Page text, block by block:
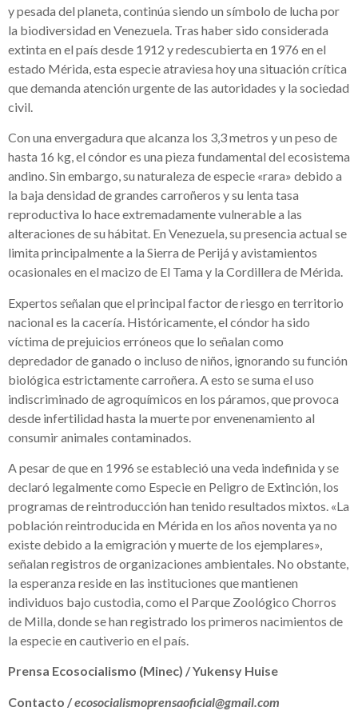
y pesada del planeta, continúa siendo un símbolo de lucha por
la biodiversidad en Venezuela. Tras haber sido considerada
extinta en el país desde 1912 y redescubierta en 1976 en el
estado Mérida, esta especie atraviesa hoy una situación crítica
que demanda atención urgente de las autoridades y la sociedad
civil.
Con una envergadura que alcanza los 3,3 metros y un peso de
hasta 16 kg, el cóndor es una pieza fundamental del ecosistema
andino. Sin embargo, su naturaleza de especie «rara» debido a
la baja densidad de grandes carroñeros y su lenta tasa
reproductiva lo hace extremadamente vulnerable a las
alteraciones de su hábitat. En Venezuela, su presencia actual se
limita principalmente a la Sierra de Perijá y avistamientos
ocasionales en el macizo de El Tama y la Cordillera de Mérida.
Expertos señalan que el principal factor de riesgo en territorio
nacional es la cacería. Históricamente, el cóndor ha sido
víctima de prejuicios erróneos que lo señalan como
depredador de ganado o incluso de niños, ignorando su función
biológica estrictamente carroñera. A esto se suma el uso
indiscriminado de agroquímicos en los páramos, que provoca
desde infertilidad hasta la muerte por envenenamiento al
consumir animales contaminados.
A pesar de que en 1996 se estableció una veda indefinida y se
declaró legalmente como Especie en Peligro de Extinción, los
programas de reintroducción han tenido resultados mixtos. «La
población reintroducida en Mérida en los años noventa ya no
existe debido a la emigración y muerte de los ejemplares»,
señalan registros de organizaciones ambientales. No obstante,
la esperanza reside en las instituciones que mantienen
individuos bajo custodia, como el Parque Zoológico Chorros
de Milla, donde se han registrado los primeros nacimientos de
la especie en cautiverio en el país.
Prensa Ecosocialismo (Minec) / Yukensy Huise
Contacto /ecosocialismoprensaoficial@gmail.com